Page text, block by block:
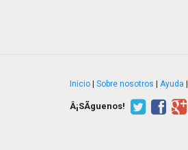
Inicio | Sobre nosotros | Ayuda |
Â¡SÃ­guenos!